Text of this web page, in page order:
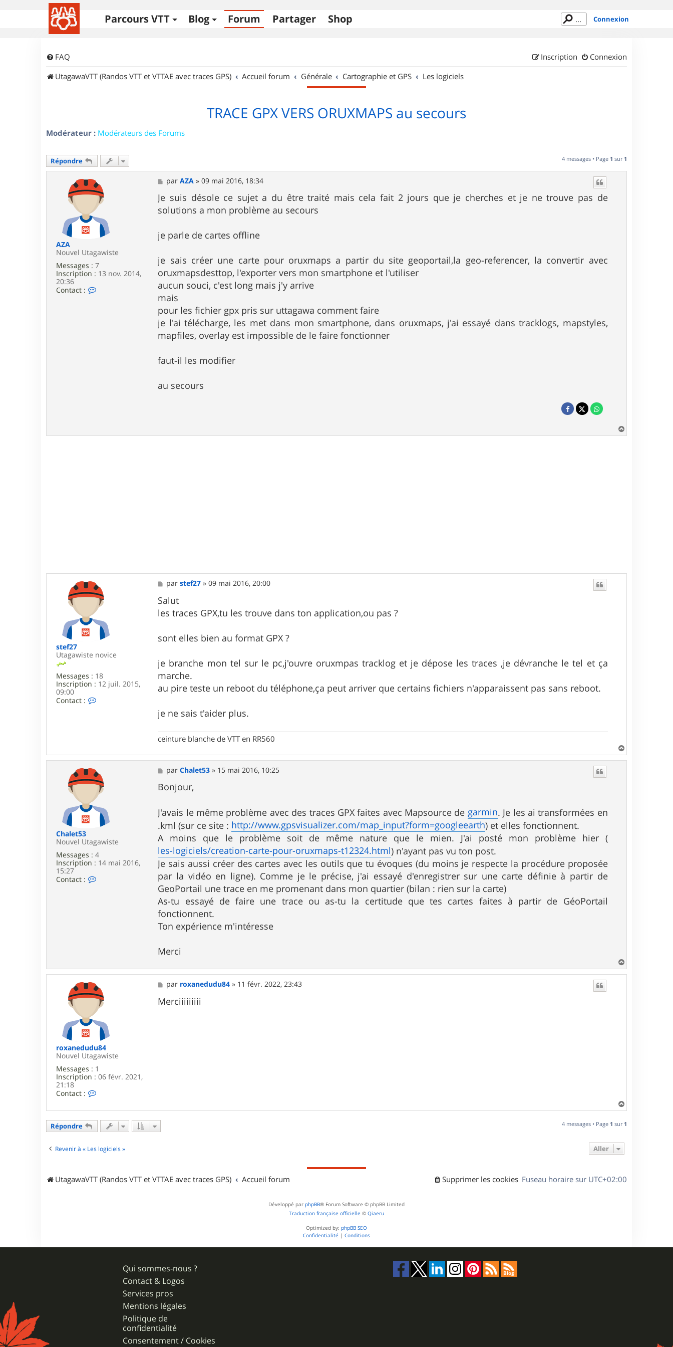
Parcours VTT Blog Forum Partager Shop Connexion
FAQ Connexion
Inscription
UtagawaVTT (Randos VTT et VTTAE avec traces GPS)
Accueil forum Générale Cartographie et GPS Les logiciels
TRACE GPX VERS ORUXMAPS au secours
Modérateur : Modérateurs des Forums
Répondre 4 messages • Page 1 sur 1
AZA
Nouvel Utagawiste
Messages : 7
Inscription : 13 nov. 2014,
20:36
Contact :
M
e
s
s
a
parAZA »09 mai 2016, 18:34
Je suis désole ce sujet a du être traité mais cela fait 2 jours que je cherches et je ne trouve pas de
solutions a mon problème au secours
je parle de cartes offline
je sais créer une carte pour oruxmaps a partir du site geoportail,la geo-referencer, la convertir avec
oruxmapsdesttop, l'exporter vers mon smartphone et l'utiliser
aucun souci, c'est long mais j'y arrive
mais
pour les fichier gpx pris sur uttagawa comment faire
je l'ai télécharge, les met dans mon smartphone, dans oruxmaps, j'ai essayé dans tracklogs, mapstyles,
mapfiles, overlay est impossible de le faire fonctionner
faut-il les modifier
au secours
a
stef27
Utagawiste novice
Messages : 18
Inscription : 12 juil. 2015,
09:00
Contact :
e
s
t
e
f
7
M
e
s
s
a
parstef27 »09 mai 2016, 20:00
Salut
les traces GPX,tu les trouve dans ton application,ou pas ?
sont elles bien au format GPX ?
je branche mon tel sur le pc,j'ouvre oruxmpas tracklog et je dépose les traces ,je dévranche le tel et ça
marche.
au pire teste un reboot du téléphone,ça peut arriver que certains fichiers n'apparaissent pas sans reboot.
je ne sais t'aider plus.
ceinture blanche de VTT en RR560
a
Chalet53
Nouvel Utagawiste
Messages : 4
Inscription : 14 mai 2016,
15:27
Contact :
l
t
5
3
M
e
s
s
g
e
parChalet53 » 15 mai 2016, 10:25
Bonjour,
J'avais le même problème avec des traces GPX faites avec Mapsource de garmin. Je les ai transformées en
.kml (sur ce site : http://www.gpsvisualizer.com/map_input?form=googleearth) et elles fonctionnent.
A moins que le problème soit de même nature que le mien. J'ai posté mon problème hier (
les-logiciels/creation-carte-pour-oruxmaps-t12324.html) n'ayant pas vu ton post.
Je sais aussi créer des cartes avec les outils que tu évoques (du moins je respecte la procédure proposée
par la vidéo en ligne). Comme je le précise, j'ai essayé d'enregistrer sur une carte définie à partir de
GeoPortail une trace en me promenant dans mon quartier (bilan : rien sur la carte)
As-tu essayé de faire une trace ou as-tu la certitude que tes cartes faites à partir de GéoPortail
fonctionnent.
Ton expérience m'intéresse
Merci
a
roxanedudu84
Nouvel Utagawiste
Messages : 1
Inscription : 06 févr. 2021,
21:18
Contact :
n
c
e
x
M
e
s
s
par roxanedudu84 » 11 févr. 2022, 23:43
Merciiiiiiiii
a
t
Répondre 4 messages • Page 1 sur 1
Revenir à « Les logiciels » Aller
UtagawaVTT (Randos VTT et VTTAE avec traces GPS) Accueil forum Fuseau horaire sur UTC+02:00
Supprimer les cookies
Développé par phpBB® Forum Software © phpBB Limited
Traduction française officielle © Qiaeru
Optimized by: phpBB SEO
Confidentialité | Conditions
Qui sommes-nous ?
Contact & Logos
Services pros
Mentions légales
Politique de
confidentialité
Consentement / Cookies